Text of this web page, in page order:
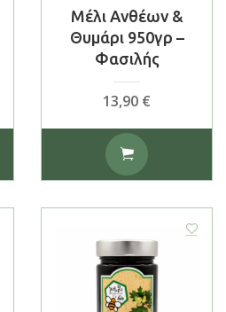
Μέλι Ανθέων &
Θυμάρι 950γρ –
Φασιλής
13,90 €